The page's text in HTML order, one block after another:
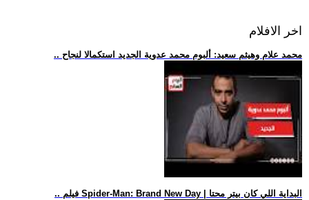
اخر الافلام
.. محمد علام وهيثم سعيد: ألبوم محمد عدوية الجديد استكمالا لنجاح
.. فيلم Spider-Man: Brand New Day | البداية اللي كان بيتر محتا